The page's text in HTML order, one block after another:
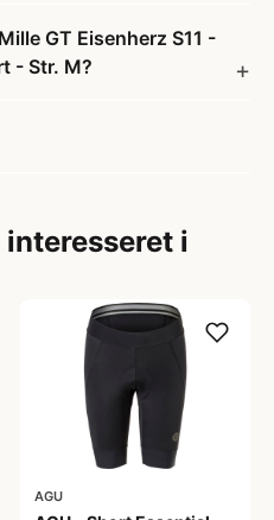
GT Eisenherz S11 -
- Str. M?
interesseret i
AGU